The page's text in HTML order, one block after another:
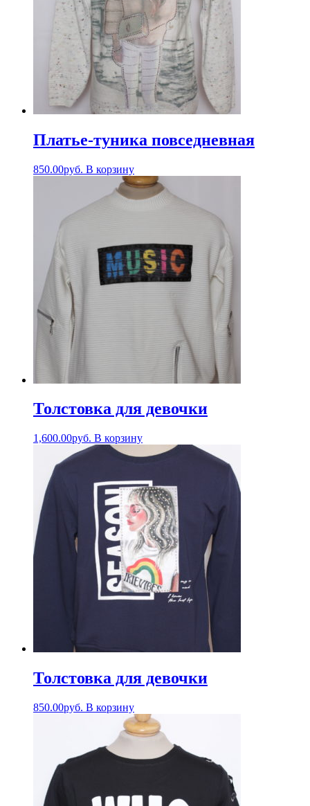
Платье-туника повседневная
850.00руб. В корзину
Толстовка для девочки
1,600.00руб. В корзину
Толстовка для девочки
850.00руб. В корзину